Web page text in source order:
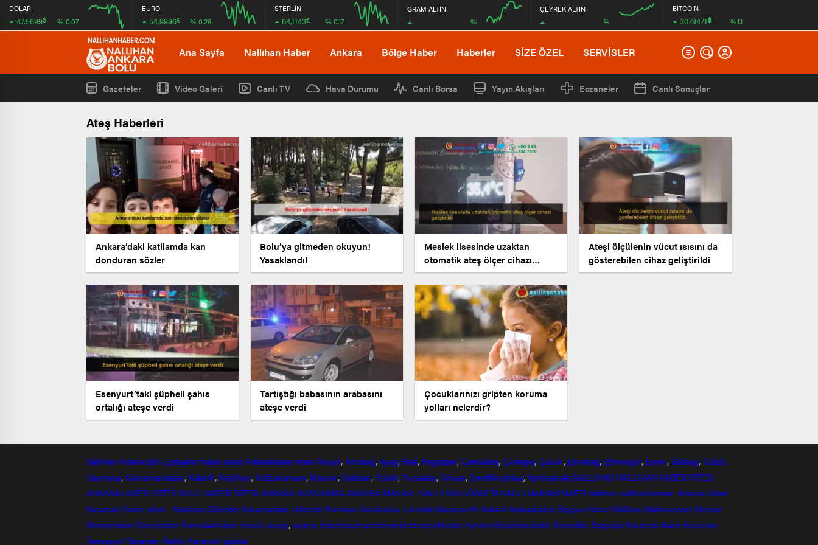
DOLAR
47,5699$ % 0.07
12:00 16:00
EURO
54,9996€ % 0.26
STERLİN
64,1143£ % 0.17
GRAM ALTIN
%
ÇEYREK ALTIN
%
BİTCOİN
3079471฿ %1.1
Ana Sayfa Nallıhan Haber Ankara Bölge Haber Haberler SİZE ÖZEL SERVİSLER
Gazeteler Video Galeri Canlı TV Hava Durumu Canlı Borsa Yayın Akışları Eczaneler Canlı Sonuçlar
Ateş Haberleri
Ankara’daki katliamda kan
donduran sözler
Bolu’ya gitmeden okuyun!
Yasaklandı!
Meslek lisesinde uzaktan
otomatik ateş ölçer cihazı
geliştirildi
Ateşi ölçülenin vücut ısısını da
gösterebilen cihaz geliştirildi
Esenyurt’taki şüpheli şahıs
ortalığı ateşe verdi
Tartıştığı babasının arabasını
ateşe verdi
Çocuklarınızı gripten koruma
yolları nelerdir?
Nallıhan Ankara Bolu Eskişehir haber sitesi Ankarahabersitesi Akyurt,Altındağ,Ayaş, Balâ, Beypazarı, Çamlıdere, Çankaya, Çubuk, Elmadağ, Etimesgut, Evren, Gölbaşı, Güdül,
Haymana, Kahramankazan, Kalecik, Keçiören, Kızılcahamam, Mamak, Nallıhan, Polatlı, Pursaklar, Sincan, Şereflikoçhisar,Yenimahalle NALLIHAN NALLIHAN HABER SİTESİ
ANKARA HABER SİTESİ BOLU HABER SİTESİ ANKARA SONDAKİKA ANKARA MASASI NALLIHAN GÜNDEM NALLIHANHASHABER Nallihan nallihanhasber Ankara Haber
Karaman Haber sitesi
Karaman Gündem Karamandan Haberler Karaman Sondakika Larende Karaman24 Ankara Ankarahaber Beyparı Haber Nallıhan Nalıhanhaber Memur
Memurhaber Kamuhaber Kamudanhaber imaret asayiş, uyanış haberkaraman Ermenek Ermenekhaber Ayrancı Kazımkarabekir Sarıveliler Başyayla Karaman Basın Karaman
Televizyon Karaman Radyo Karaman gazete